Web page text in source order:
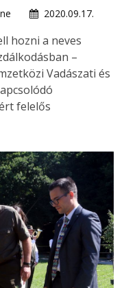
2020.09.17.
hozni a neves
–
Vadászati és
felelős